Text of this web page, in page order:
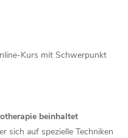
Kurs mit Schwerpunkt
beinhaltet
sich auf spezielle Techniken